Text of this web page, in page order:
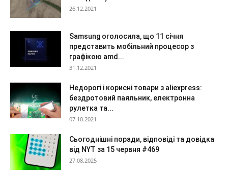
26.12.2021
Samsung оголосила, що 11 січня
представить мобільний процесор з
графікою amd...
31.12.2021
Недорогі і корисні товари з aliexpress:
бездротовий паяльник, електронна
рулетка та...
07.10.2021
Сьогоднішні поради, відповіді та довідка
від NYT за 15 червня #469
27.08.2025